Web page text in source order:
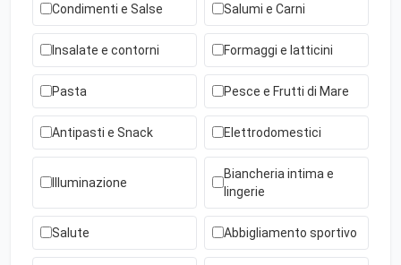
Condimenti e Salse Salumi e Carni
Insalate e contorni Formaggi e latticini
Pasta Pesce e Frutti di Mare
Antipasti e Snack Elettrodomestici
Illuminazione
Biancheria intima e
lingerie
Salute Abbigliamento sportivo